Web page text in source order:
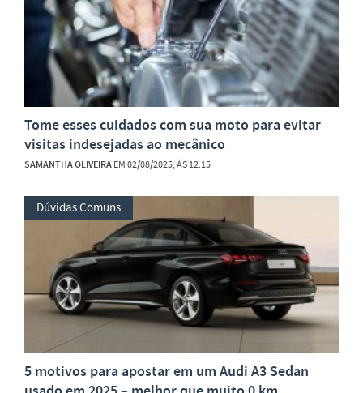
Tome esses cuidados com sua moto para evitar
visitas indesejadas ao mecânico
SAMANTHA OLIVEIRAEM 02/08/2025, ÀS 12:15
Dúvidas Comuns
5 motivos para apostar em um Audi A3 Sedan